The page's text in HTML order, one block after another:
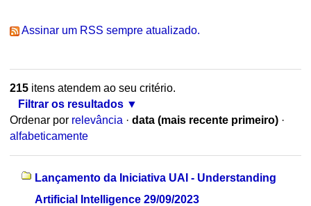
Assinar um RSS sempre atualizado.
215itens atendem ao seu critério.
Filtrar os resultados
Ordenar por relevância · data (mais recente primeiro) ·
alfabeticamente
Lançamento da Iniciativa UAI - Understanding
Artificial Intelligence 29/09/2023